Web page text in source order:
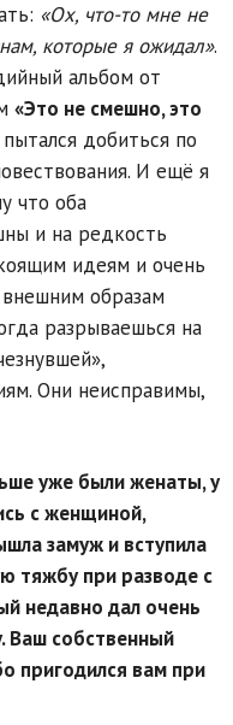
«Ох, что-то мне не
которые я ожидал».
альбом от
«Это не смешно, это
добиться по
И ещё я
что оба
и на редкость
идеям и очень
образам
разрываешься на
Они неисправимы,
уже были женаты, у
с женщиной,
замуж и вступила
тяжбу при разводе с
недавно дал очень
Ваш собственный
пригодился вам при